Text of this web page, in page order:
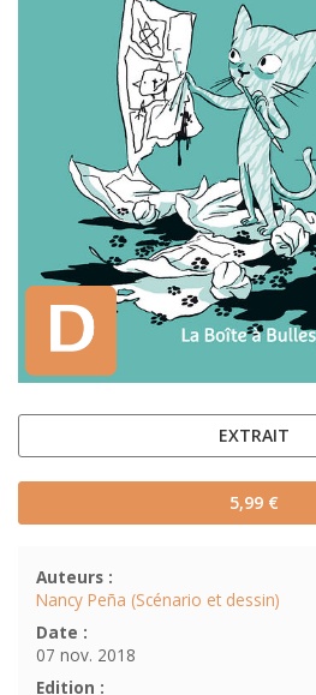
EXTRAIT
5,99 €
Auteurs :
Nancy Peña (Scénario et dessin)
Date :
07 nov. 2018
Edition :